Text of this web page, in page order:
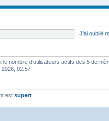
J’ai oublié
nombre d’utilisateurs actifs des 5
2026, 02:57
est supert